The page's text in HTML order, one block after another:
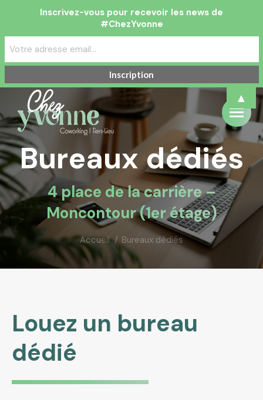
Bureaux dédiés
4 place de la carrière –
Moncontour (1er étage)
Vous êtes ici :
Accueil Bureaux dédiés
Louez un bureau
dédié
Inscrivez-vous pour recevoir les news de
#ChezYvonne
▲